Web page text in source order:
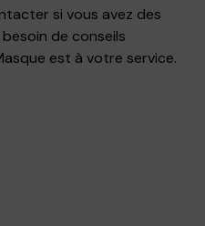
si vous avez des
de conseils
est à votre service.